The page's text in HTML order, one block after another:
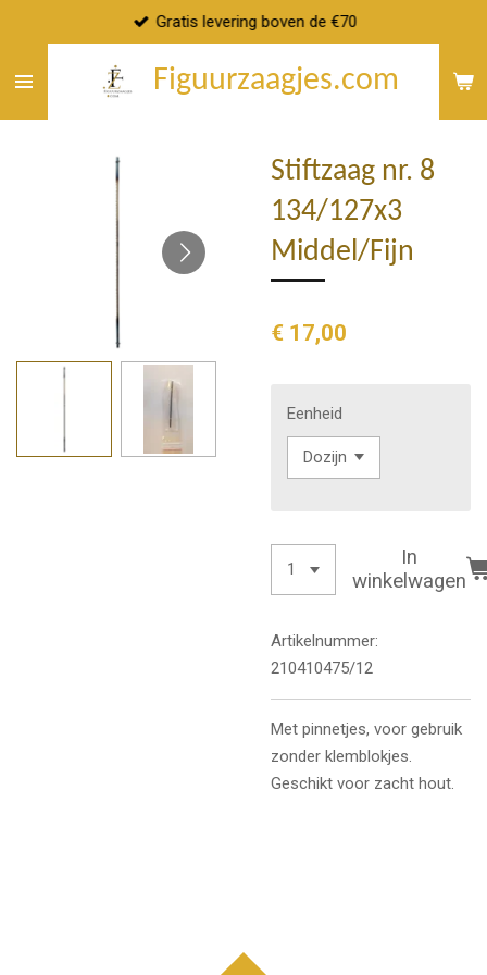
naar
Figuurzaagjes.com
Gratis levering boven de €70
Stiftzaag nr. 8
134/127x3
Middel/Fijn
€ 17,00
Eenheid
In
winkelwagen
Artikelnummer:
210410475/12
Met pinnetjes, voor gebruik
zonder klemblokjes.
Geschikt voor zacht hout.